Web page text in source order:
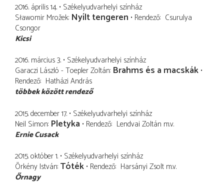
2016. április 14. Székelyudvarhelyi színház
Sławomir Mrožek Nyílt tengeren Rendező Csurulya
Csongor
Kicsi
2016. március 3. Székelyudvarhelyi színház
Garaczi László - Toepler Zoltán Brahms és a macskák
Rendező Hatházi András
többek között rendező
2015. december 17. Székelyudvarhelyi színház
Neil Simon Pletyka Rendező Lendvai Zoltán m.v.
Ernie Cusack
2015. október 1. Székelyudvarhelyi színház
Örkény István Tóték Rendező Harsányi Zsolt m.v.
Őrnagy